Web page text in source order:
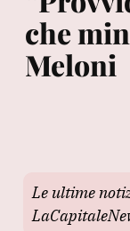
che
Meloni
Le ultime